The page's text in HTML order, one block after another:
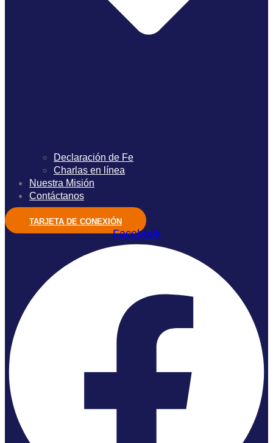
Declaración de Fe
Charlas en línea
Nuestra Misión
Contáctanos
TARJETA DE CONEXIÓN
Facebook